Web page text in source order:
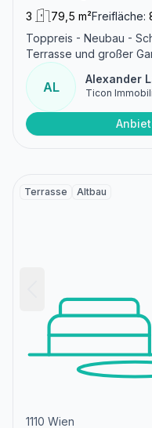
3 79,5 m²Freifläche:
Toppreis - Neubau -
Terrasse und großer
AL
Alexander
Ticon
Terrasse Altbau
1110 Wien